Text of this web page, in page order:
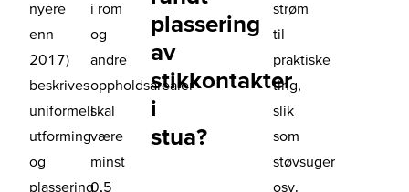
nyere
enn
2017)
beskrives
uniformell
utforming
og
plassering
i rom
og
andre
oppholdsarealer
skal
være
minst
0,5
plassering
av
stikkontakter
i
stua?
strøm
til
praktiske
ting,
slik
som
støvsuger
osv.